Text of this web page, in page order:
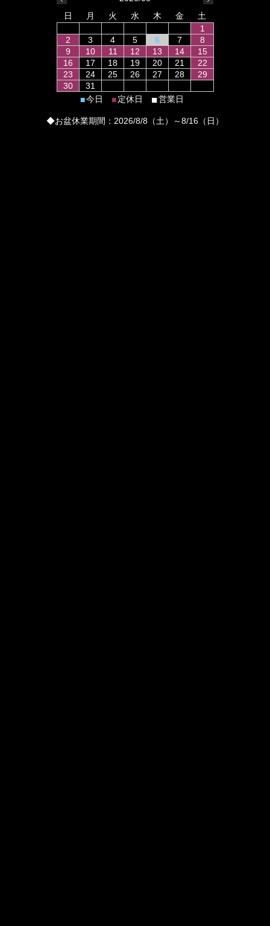
日
月 火 水 木 金
土
1
2
3 4 5 6 7
8
9
10 11 12 13 14
15
16
17 18 19 20 21
22
23
24 25 26 27 28
29
30
31
■今日 ■定休日 ■営業日
◆お盆休業期間：2026/8/8（土）～8/16（日）